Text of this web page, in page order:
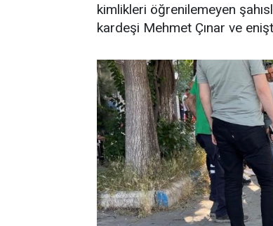
kimlikleri öğrenilemeyen
kardeşi Mehmet Çınar ve